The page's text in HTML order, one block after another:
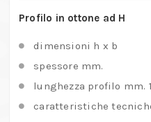
Profilo in ottone ad H
dimensioni h x b
spessore mm.
lunghezza profilo mm.
caratteristiche